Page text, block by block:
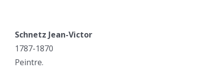
Schnetz Jean-Victor
1787-1870
Peintre.